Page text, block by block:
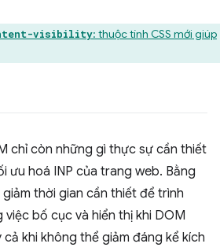
visibility: thuộc tính CSS mới giúp
chỉ còn những gì thực sự cần thiết
ưu hoá INP của trang web. Bằng
thời gian cần thiết để trình
bố cục và hiển thị khi DOM
khi không thể giảm đáng kể kích